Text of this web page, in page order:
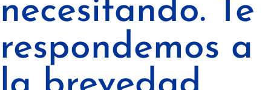
necesitando. Te
respondemos a